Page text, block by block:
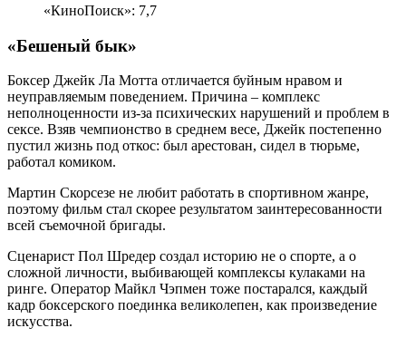
«КиноПоиск»: 7,7
«Бешеный бык»
Боксер Джейк Ла Мотта отличается буйным нравом и
неуправляемым поведением. Причина – комплекс
неполноценности из-за психических нарушений и проблем в
сексе. Взяв чемпионство в среднем весе, Джейк постепенно
пустил жизнь под откос: был арестован, сидел в тюрьме,
работал комиком.
Мартин Скорсезе не любит работать в спортивном жанре,
поэтому фильм стал скорее результатом заинтересованности
всей съемочной бригады.
Сценарист Пол Шредер создал историю не о спорте, а о
сложной личности, выбивающей комплексы кулаками на
ринге. Оператор Майкл Чэпмен тоже постарался, каждый
кадр боксерского поединка великолепен, как произведение
искусства.